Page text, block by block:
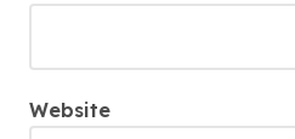
Website